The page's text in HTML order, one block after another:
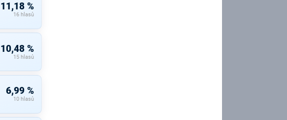
11,18 %
16 hlasů
10,48 %
15 hlasů
6,99 %
10 hlasů